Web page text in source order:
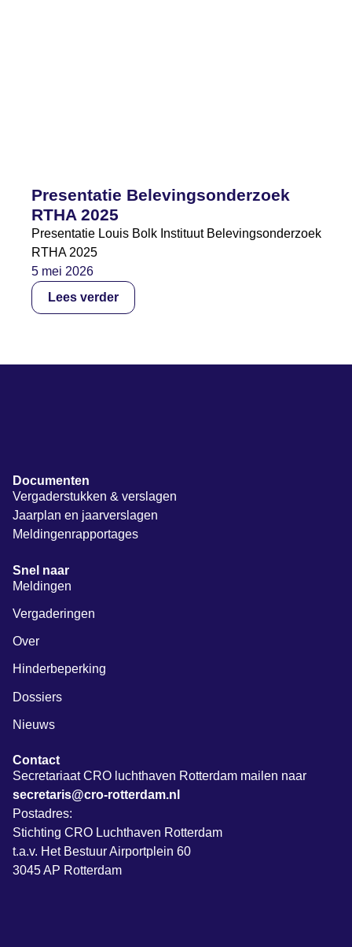
Presentatie Belevingsonderzoek
RTHA 2025
Presentatie Louis Bolk Instituut Belevingsonderzoek
RTHA 2025
5 mei 2026
Lees verder
Documenten
Vergaderstukken & verslagen
Jaarplan en jaarverslagen
Meldingenrapportages
Snel naar
Meldingen
Vergaderingen
Over
Hinderbeperking
Dossiers
Nieuws
Contact
Secretariaat CRO luchthaven Rotterdam mailen naar
secretaris@cro-rotterdam.nl
Postadres:
Stichting CRO Luchthaven Rotterdam
t.a.v. Het Bestuur Airportplein 60
3045 AP Rotterdam